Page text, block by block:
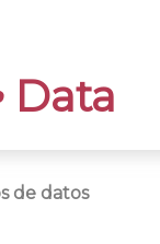
Data
de datos